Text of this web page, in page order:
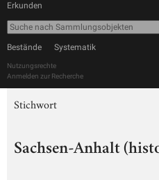
Erkunden
Bestände Systematik
Nutzungsrechte
Anmelden zur Recherche
Stichwort
Sachsen-Anhalt